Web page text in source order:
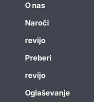
O nas
Naroči
revijo
Preberi
revijo
Oglaševanje